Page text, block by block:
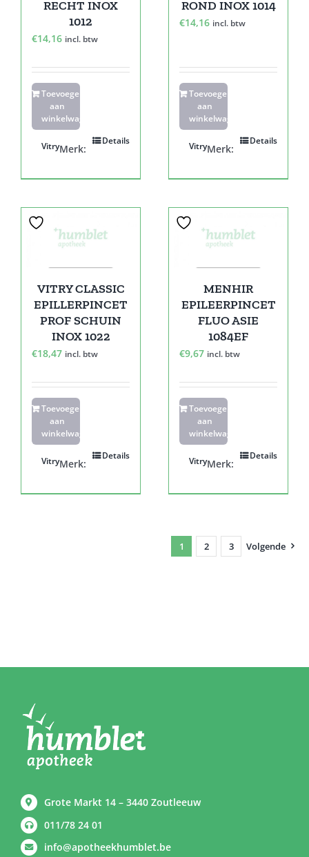
RECHT INOX
1012
€14,16 incl. btw
Toevoegen
aan
winkelwagen
Details
Merk:
Vitry
ROND INOX 1014
€14,16 incl. btw
Toevoegen
aan
winkelwagen
Details
Merk:
Vitry
VITRY CLASSIC
EPILLERPINCET
PROF SCHUIN
INOX 1022
€18,47 incl. btw
Toevoegen
aan
winkelwagen
Details
Merk:
Vitry
MENHIR
EPILEERPINCET
FLUO ASIE
1084EF
€9,67 incl. btw
Toevoegen
aan
winkelwagen
Details
Merk:
Vitry
1 2 3 Volgende
Grote Markt 14 – 3440 Zoutleeuw
011/78 24 01
info@apotheekhumblet.be